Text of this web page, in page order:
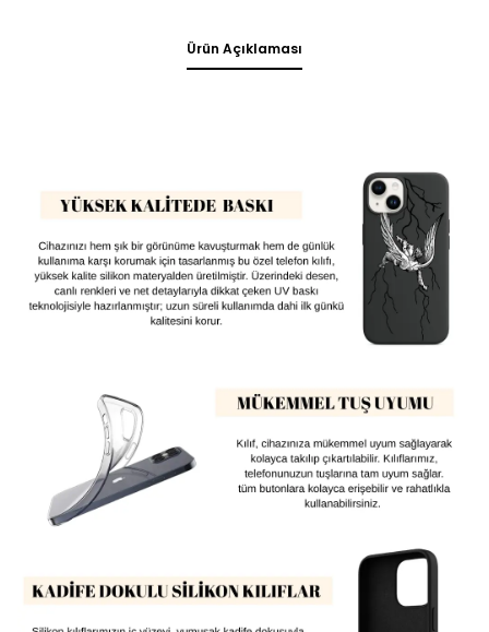
Ürün Açıklaması